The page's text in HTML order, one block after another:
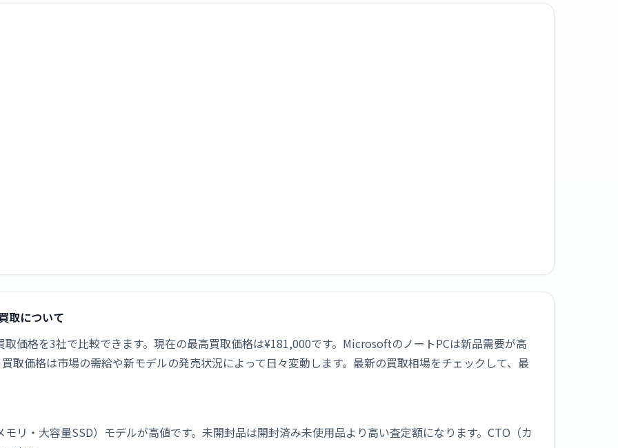
取について
価格を3社で比較できます。現在の最高買取価格は¥181,000です。MicrosoftのノートPCは新品需要が高
取価格は市場の需給や新モデルの発売状況によって日々変動します。最新の買取相場をチェックして、最
リ・大容量SSD）モデルが高値です。未開封品は開封済み未使用品より高い査定額になります。CTO（カ